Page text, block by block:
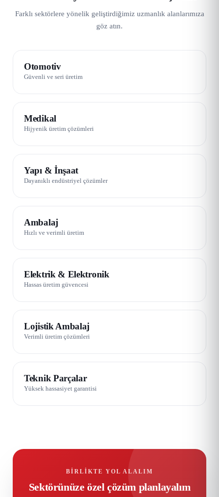
Farklı sektörlere yönelik geliştirdiğimiz uzmanlık alanlarımıza
göz atın.
Otomotiv
Güvenli ve seri üretim
Medikal
Hijyenik üretim çözümleri
03 / 08
Yapı & İnşaat
Dayanıklı endüstriyel çözümler
Ambalaj
Hızlı ve verimli üretim
Elektrik & Elektronik
Hassas üretim güvencesi
Lojistik Ambalaj
Verimli üretim çözümleri
Teknik Parçalar
Yüksek hassasiyet garantisi
BIRLIKTE YOL ALALIM
Sektörünüze özel çözüm planlayalım